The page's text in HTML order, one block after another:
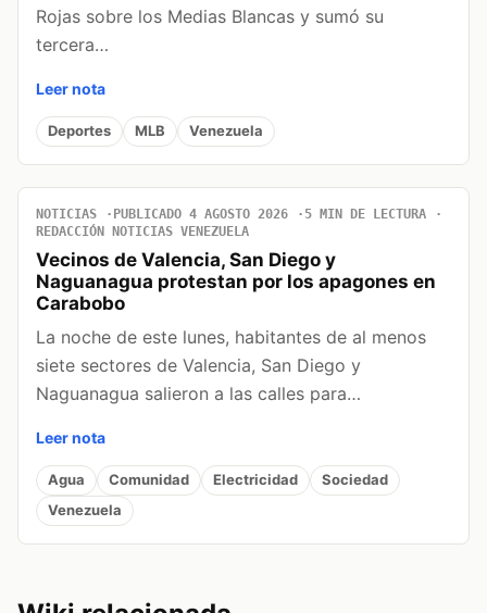
Rojas sobre los Medias Blancas y sumó su
tercera…
Leer nota
Deportes MLB Venezuela
NOTICIAS PUBLICADO 4 AGOSTO 2026
5 MIN DE LECTURA
REDACCIÓN NOTICIAS VENEZUELA
Vecinos de Valencia, San Diego y
Naguanagua protestan por los apagones en
Carabobo
La noche de este lunes, habitantes de al menos
siete sectores de Valencia, San Diego y
Naguanagua salieron a las calles para…
Leer nota
Agua Comunidad Electricidad
Sociedad
Venezuela